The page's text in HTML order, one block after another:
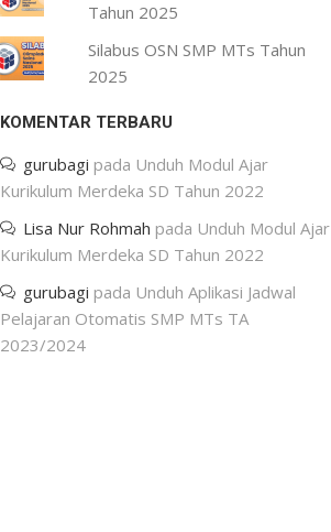
Tahun 2025
Silabus OSN SMP MTs Tahun
2025
KOMENTAR TERBARU
gurubagi pada Unduh Modul Ajar
Kurikulum Merdeka SD Tahun 2022
Lisa Nur Rohmah pada Unduh Modul Ajar
Kurikulum Merdeka SD Tahun 2022
gurubagi pada Unduh Aplikasi Jadwal
Pelajaran Otomatis SMP MTs TA
2023/2024